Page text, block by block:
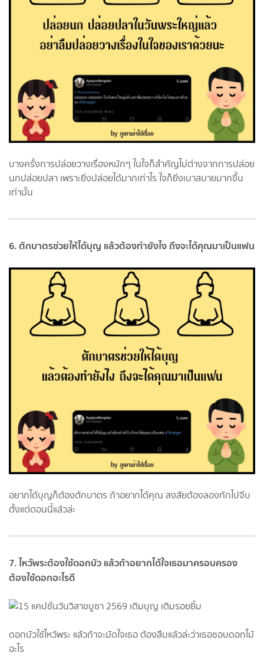
บางครั้งการปล่อยวางเรื่องหนักๆ ในใจก็สำคัญไม่ต่างจากการปล่อย
นกปล่อยปลา เพราะยิ่งปล่อยได้มากเท่าไร ใจก็ยิ่งเบาสบายมากขึ้น
เท่านั้น
6. ตักบาตรช่วยให้ได้บุญ แล้วต้องทำยังไง ถึงจะได้คุณมาเป็นแฟน
อยากได้บุญก็ต้องตักบาตร ถ้าอยากได้คุณ สงสัยต้องลองทักไปจีบ
ตั้งแต่ตอนนี้แล้วล่ะ
7. ไหว้พระต้องใช้ดอกบัว แล้วถ้าอยากได้ใจเธอมาครอบครอง
ต้องใช้ดอกอะไรดี
ดอกบัวใช้ไหว้พระ แล้วถ้าจะมัดใจเธอ ต้องสืบแล้วล่ะว่าเธอชอบดอกไม้
อะไร